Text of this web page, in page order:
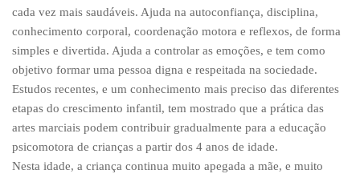
cada vez mais saudáveis. Ajuda na autoconfiança, disciplina,
conhecimento corporal, coordenação motora e reflexos, de forma
simples e divertida. Ajuda a controlar as emoções, e tem como
objetivo formar uma pessoa digna e respeitada na sociedade.
Estudos recentes, e um conhecimento mais preciso das diferentes
etapas do crescimento infantil, tem mostrado que a prática das
artes marciais podem contribuir gradualmente para a educação
psicomotora de crianças a partir dos 4 anos de idade.
Nesta idade, a criança continua muito apegada a mãe, e muito